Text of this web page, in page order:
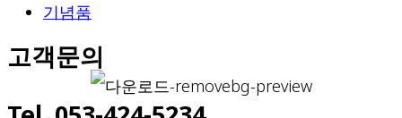
기념품
고객문의